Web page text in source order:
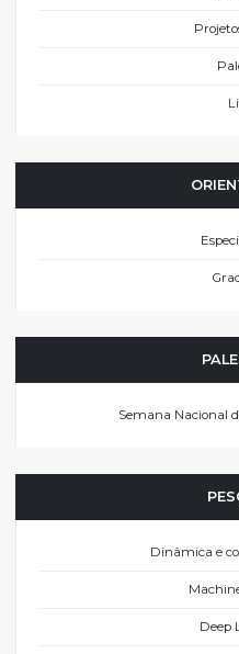
Semana Nacional
Dinâmica e
Deep